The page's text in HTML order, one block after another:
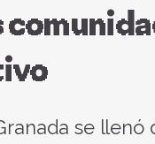
se llenó